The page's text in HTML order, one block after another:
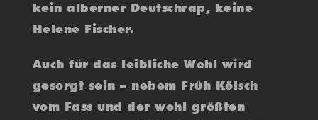
kein alberner Deutschrap, keine
Helene Fischer.
Auch für das leibliche Wohl wird
gesorgt sein – nebem Früh Kölsch
vom Fass und der wohl größten